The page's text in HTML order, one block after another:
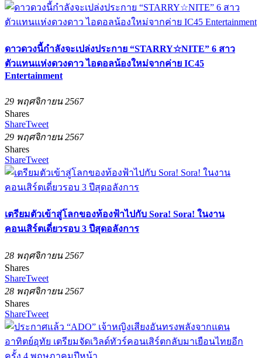
ดาวดวงนี้กำลังจะเปล่งประกาย “STARRY☆NITE” 6 สาว
ตัวแทนแห่งดวงดาว ไอดอลน้องใหม่จากค่าย IC45
Entertainment
29 พฤศจิกายน 2567
Shares
ShareTweet
29 พฤศจิกายน 2567
Shares
ShareTweet
เตรียมตัวเข้าสู่โลกของท้องฟ้าไปกับ Sora! Sora! ในงาน
คอนเสิร์ตเดี่ยวรอบ 3 ปีสุดอลังการ
28 พฤศจิกายน 2567
Shares
ShareTweet
28 พฤศจิกายน 2567
Shares
ShareTweet